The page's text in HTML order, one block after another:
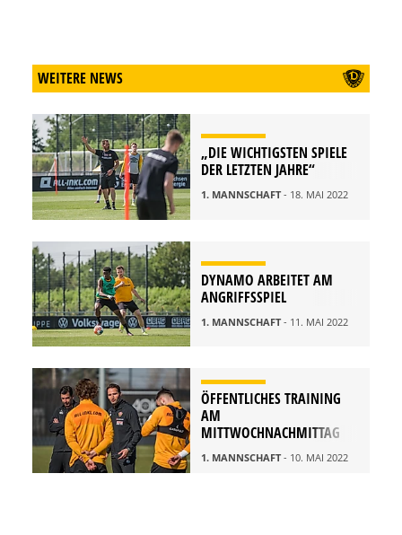
WEITERE NEWS
„DIE WICHTIGSTEN SPIELE
DER LETZTEN JAHRE“
1. MANNSCHAFT- 18. MAI 2022
DYNAMO ARBEITET AM
ANGRIFFSSPIEL
1. MANNSCHAFT- 11. MAI 2022
ÖFFENTLICHES TRAINING
AM
MITTWOCHNACHMITTAG
1. MANNSCHAFT- 10. MAI 2022